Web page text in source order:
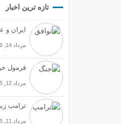
تازه ترین اخبار
ایران و
مرداد 14, 1405
فرمول
مرداد 12, 1405
ترامپ
مرداد 11, 1405